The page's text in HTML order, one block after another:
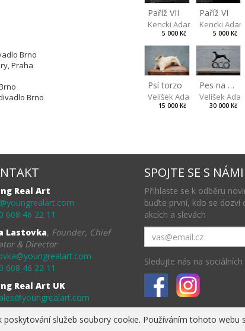
poskytování služeb soubory cookie. Používáním tohoto webu
Brno
Praha
Brno
Paříž VII
Kencki Adam
5 000 Kč
Paříž VI
Kencki Adam
5 000 Kč
Psí torzo
Velíšek Adam
15 000 Kč
Pes na kolech
Velíšek Adam
30 000 Kč
Real Art
608 46 22 11
Lastovka, Founder, Chief
& Director
608 46 22 11
Real Art UK
SPOJTE SE S NÁMI
Přihlaste se k odběru
buďte první, kdo se dozví
akcích a slevách
Sledujte nás na sociálních